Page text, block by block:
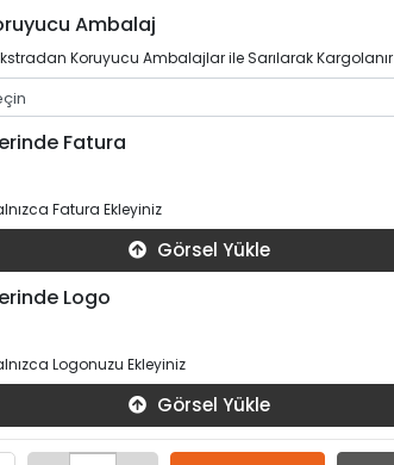
Ambalaj
Koruyucu Ambalajlar ile Sarılarak Kargolanır
Fatura
Fatura Ekleyiniz
Görsel Yükle
Logo
Logonuzu Ekleyiniz
Görsel Yükle